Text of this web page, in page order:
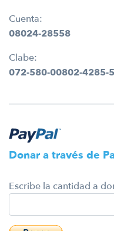
Cuenta:
08024-28558
Clabe:
072-580-00802-4285-
Donar a través de
Escribe la cantidad a